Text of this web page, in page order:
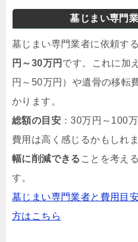
墓じまい専門
墓じまい専門業者に依頼す
円～30万円 です。これに加
円～50万円）や遺骨の移転
かります。
総額の目安 ：30万円～100
費用は高く感じるかもしれま
幅に削減できる ことを考え
す。
墓じまい専門業者と費用目
方はこちら